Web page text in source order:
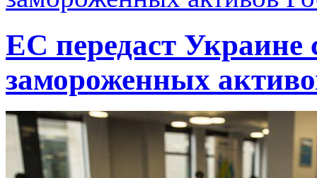
ЕС передаст Украине
замороженных